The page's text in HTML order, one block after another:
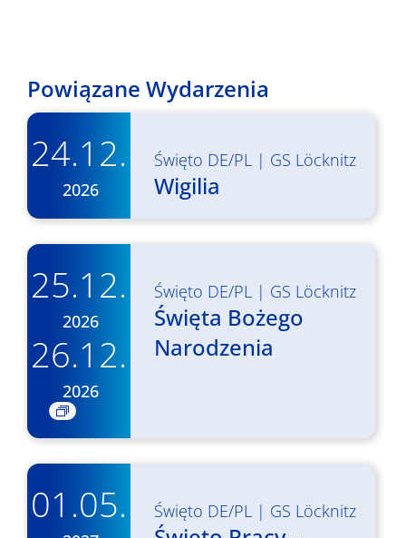
Powiązane Wydarzenia
24.12.
2026
Święto DE/PL | GS Löcknitz
Wigilia
25.12.
2026
26.12.
2026
Święto DE/PL | GS Löcknitz
Święta Bożego
Narodzenia
01.05. Święto DE/PL | GS Löcknitz